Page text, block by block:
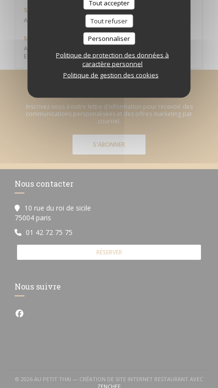
Tout accepter
Tout refuser
Personnaliser
Politique de protection des données à
caractère personnel
Politique de gestion des cookies
Services
Accès Wifi
Moyens de paiement
American Express, Eurocard/Mastercard, Titres restaurant,
Espèces, Visa, Carte Bleue
Inscrivez-vous à notre lettre d'information pour recevoir des
communications personnalisées et des offres marketing par
courriel.
S'ABONNER
Nous contacter
10 rue du roi de sicile
75004 paris
01 42 72 75 75
RÉSERVER
Nous suivre
Facebook ((ouvre une nouvelle fenêtre))
© 2026 AU PETIT THAI — CRÉATION DE SITE INTERNET RESTAURANT AVEC
ZENCHEF((OUVRE UNE NOUVELLE FENÊTRE))